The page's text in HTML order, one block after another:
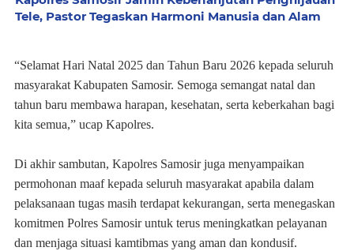
Tele, Pastor Tegaskan Harmoni Manusia dan Alam
“Selamat Hari Natal 2025 dan Tahun Baru 2026 kepada seluruh
masyarakat Kabupaten Samosir. Semoga semangat natal dan
tahun baru membawa harapan, kesehatan, serta keberkahan bagi
kita semua,” ucap Kapolres.
Di akhir sambutan, Kapolres Samosir juga menyampaikan
permohonan maaf kepada seluruh masyarakat apabila dalam
pelaksanaan tugas masih terdapat kekurangan, serta menegaskan
komitmen Polres Samosir untuk terus meningkatkan pelayanan
dan menjaga situasi kamtibmas yang aman dan kondusif.